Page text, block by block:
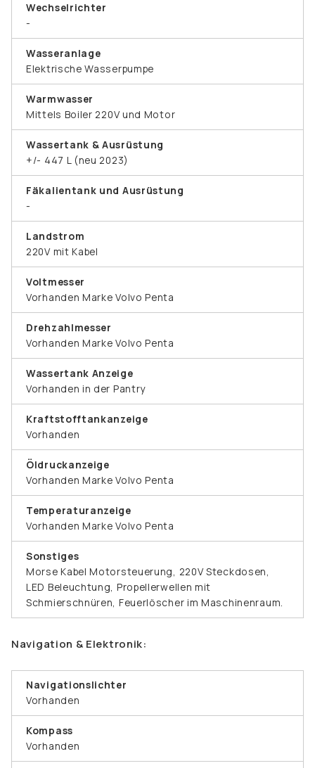
Wechselrichter
-
Wasseranlage
Elektrische Wasserpumpe
Warmwasser
Mittels Boiler 220V und Motor
Wassertank & Ausrüstung
+/- 447 L (neu 2023)
Fäkalientank und Ausrüstung
-
Landstrom
220V mit Kabel
Voltmesser
Vorhanden Marke Volvo Penta
Drehzahlmesser
Vorhanden Marke Volvo Penta
Wassertank Anzeige
Vorhanden in der Pantry
Kraftstofftankanzeige
Vorhanden
Öldruckanzeige
Vorhanden Marke Volvo Penta
Temperaturanzeige
Vorhanden Marke Volvo Penta
Sonstiges
Morse Kabel Motorsteuerung, 220V Steckdosen,
LED Beleuchtung, Propellerwellen mit
Schmierschnüren, Feuerlöscher im Maschinenraum.
Navigation & Elektronik:
Navigationslichter
Vorhanden
Kompass
Vorhanden